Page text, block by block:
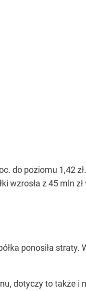
do poziomu 1,42
z 45 mln zł
ponosiła straty.
dotyczy to także i